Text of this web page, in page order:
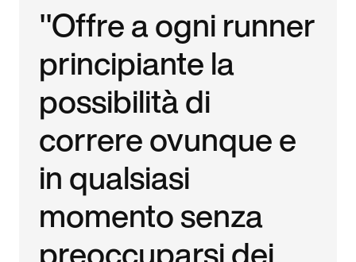
"Offre a ogni runner
principiante la
possibilità di
correre ovunque e
in qualsiasi
momento senza